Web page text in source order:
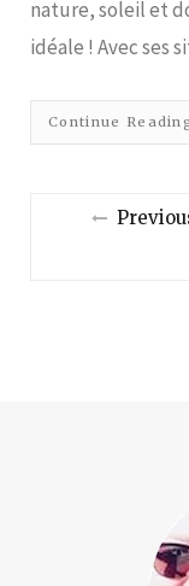
nature, soleil et
idéale ! Avec ses
Continue